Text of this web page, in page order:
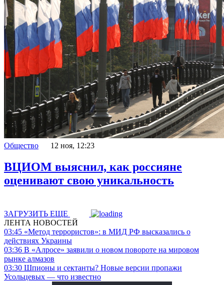
Общество 12 ноя, 12:23
ВЦИОМ выяснил, как россияне
оценивают свою уникальность
ЗАГРУЗИТЬ ЕЩЕ
ЛЕНТА НОВОСТЕЙ
03:45 «Метод террористов»: в МИД РФ высказались о
действиях Украины
03:36 В «Алросе» заявили о новом повороте на мировом
рынке алмазов
03:30 Шпионы и сектанты? Новые версии пропажи
Усольцевых — что известно